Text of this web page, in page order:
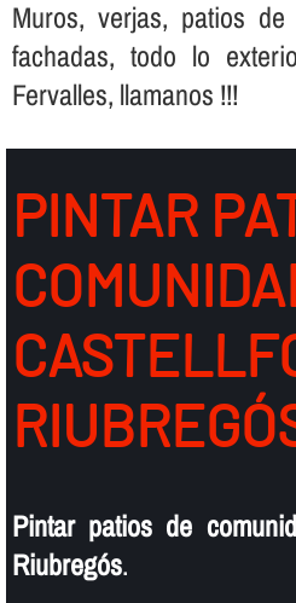
Muros, verjas, patios
fachadas, todo lo
Fervalles, llamanos !!!
PINTAR
Pintar patios de
Riubregós.